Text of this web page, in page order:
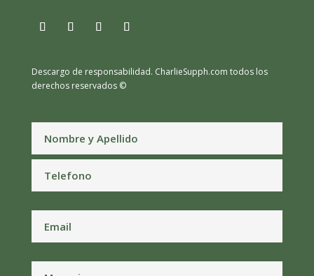
Descargo de responsabilidad. CharlieSupph.com todos los
derechos reservados ©